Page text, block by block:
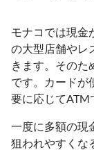
モナコでは現金
の大型店舗やレ
きます。そのた
です。カードが
要に応じてATM
一度に多額の現
狙われやすくな